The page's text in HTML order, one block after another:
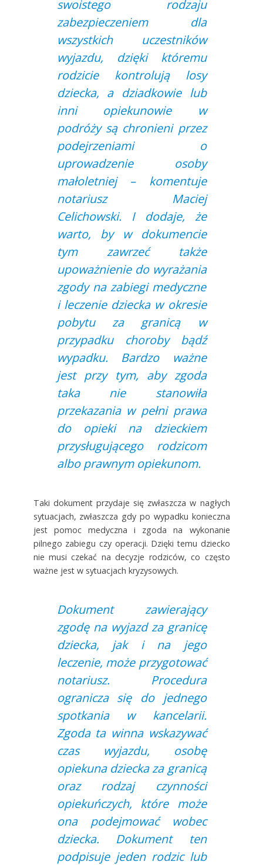
swoistego rodzaju
zabezpieczeniem dla
wszystkich uczestników
wyjazdu, dzięki któremu
rodzicie kontrolują losy
dziecka, a dziadkowie lub
inni opiekunowie w
podróży są chronieni przez
podejrzeniami o
uprowadzenie osoby
małoletniej – komentuje
notariusz Maciej
Celichowski. I dodaje, że
warto, by w dokumencie
tym zawrzeć także
upoważnienie do wyrażania
zgody na zabiegi medyczne
i leczenie dziecka w okresie
pobytu za granicą w
przypadku choroby bądź
wypadku. Bardzo ważne
jest przy tym, aby zgoda
taka nie stanowiła
przekazania w pełni prawa
do opieki na dzieckiem
przysługującego rodzicom
albo prawnym opiekunom.
Taki dokument przydaje się zwłaszcza w nagłych
sytuacjach, zwłaszcza gdy po wypadku konieczna
jest pomoc medyczna i zgoda na wykonanie
pilnego zabiegu czy operacji. Dzięki temu dziecko
nie musi czekać na decyzje rodziców, co często
ważne jest w sytuacjach kryzysowych.
Dokument zawierający
zgodę na wyjazd za granicę
dziecka, jak i na jego
leczenie, może przygotować
notariusz. Procedura
ogranicza się do jednego
spotkania w kancelarii.
Zgoda ta winna wskazywać
czas wyjazdu, osobę
opiekuna dziecka za granicą
oraz rodzaj czynności
opiekuńczych, które może
ona podejmować wobec
dziecka. Dokument ten
podpisuje jeden rodzic lub